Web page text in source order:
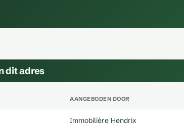
dit adres
AANGEBODEN DOOR
Immobilière Hendrix